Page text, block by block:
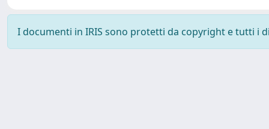
I documenti in IRIS sono protetti da copyright e tutti i